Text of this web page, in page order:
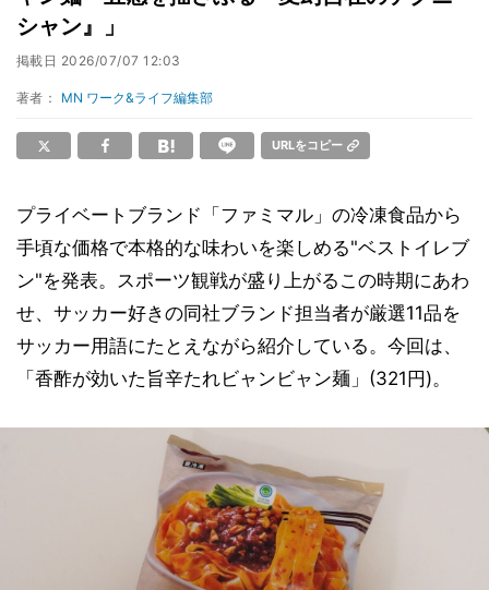
シャン』」
掲載日 2026/07/07 12:03
著者： MN ワーク&ライフ編集部
URLをコピー
プライベートブランド「ファミマル」の冷凍食品から
手頃な価格で本格的な味わいを楽しめる"ベストイレブ
ン"を発表。スポーツ観戦が盛り上がるこの時期にあわ
せ、サッカー好きの同社ブランド担当者が厳選11品を
サッカー用語にたとえながら紹介している。今回は、
「香酢が効いた旨辛たれビャンビャン麺」(321円)。